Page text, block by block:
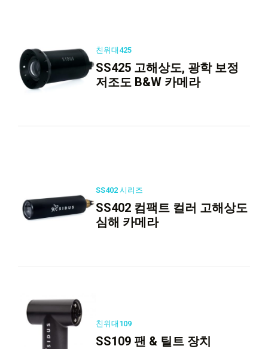
친위대425
SS425 고해상도, 광학 보정
저조도 B&W 카메라
SS402 시리즈
SS402 컴팩트 컬러 고해상도
심해 카메라
친위대109
SS109 팬 & 틸트 장치